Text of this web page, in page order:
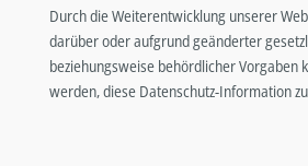
Durch die Weiterentwicklung unserer
darüber oder aufgrund geänderter
beziehungsweise behördlicher Vorgaben
werden, diese Datenschutz-Information